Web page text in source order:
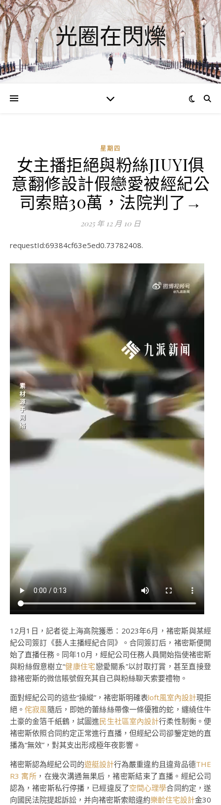
光圈在閃爍
星期四
女主播拒絕與粉絲JIUYI俱
意翻修設計假戀愛被經紀公
司索賠30萬，法院判了→
2025 年 12 月 10 日
requestId:69384cf63e5ed0.73782408.
12月1日，記者從上海高院獲悉：2023年6月，褚密斯與某經
紀公司簽訂《藝人主播經紀合同》。合同簽訂后，褚密斯便開
始了直播任務。同年10月，經紀公司任務人員開始指使褚密斯
與粉絲假意樹立“健康住宅戀愛關系”以討取打賞，甚至直接登
錄褚密斯的微信賬號假充其自己與粉絲聊天索要禮物。
面對經紀公司的這些“操縱”，褚密斯明確表loft風室內設計現拒
絕。侘寂風隨后，即她的蕾絲絲帶像一條優雅的蛇，纏繞住牛
土豪的金箔千紙鶴，試圖進民生社區室內設計行柔性制衡。便
褚密斯依照合同約定正常進行直播，但經紀公司卻鑒定她的直
播為“無效”，對其支出形成極年夜影響。
褚密斯認為經紀公司的遊艇設計行為嚴重違約且違背品德THE
R3 寓所 ，在幾次溝通無果后，褚密斯結束了直播。經紀公司
認為，褚密斯私行停播，已經違反了空間心理學合同約定，遂
向國民法院提起訴訟，并向褚密斯索賠違約樂齡住宅設計金30